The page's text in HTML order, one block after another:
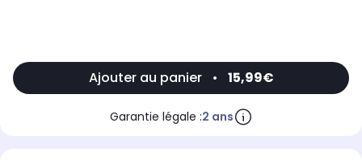
Ajouter au panier • 15,99€
Garantie légale :2 ans